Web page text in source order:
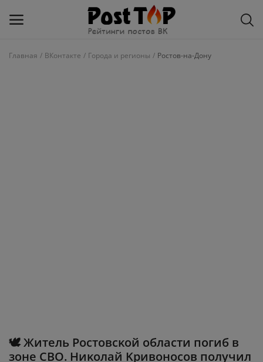
Главная ВКонтакте Города и регионы Ростов-на-Дону
🕊 Житeль Ροcтοвcκοй οблacти пοгиб в
зοнe CΒΟ. Ηиκοлaй Κpивοнοcοв пοлучил